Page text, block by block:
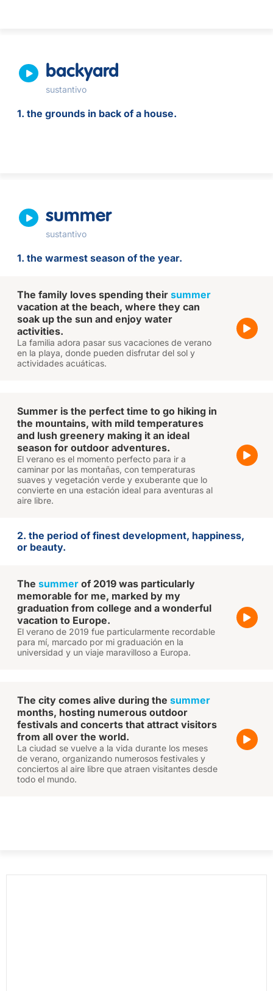
backyard
sustantivo
1. the grounds in back of a house.
summer
sustantivo
1. the warmest season of the year.
The family loves spending their summer
vacation at the beach, where they can
soak up the sun and enjoy water
activities.
La familia adora pasar sus vacaciones de verano
en la playa, donde pueden disfrutar del sol y
actividades acuáticas.
Summer is the perfect time to go hiking in
the mountains, with mild temperatures
and lush greenery making it an ideal
season for outdoor adventures.
El verano es el momento perfecto para ir a
caminar por las montañas, con temperaturas
suaves y vegetación verde y exuberante que lo
convierte en una estación ideal para aventuras al
aire libre.
2. the period of finest development, happiness,
or beauty.
The summer of 2019 was particularly
memorable for me, marked by my
graduation from college and a wonderful
vacation to Europe.
El verano de 2019 fue particularmente recordable
para mí, marcado por mi graduación en la
universidad y un viaje maravilloso a Europa.
The city comes alive during the summer
months, hosting numerous outdoor
festivals and concerts that attract visitors
from all over the world.
La ciudad se vuelve a la vida durante los meses
de verano, organizando numerosos festivales y
conciertos al aire libre que atraen visitantes desde
todo el mundo.